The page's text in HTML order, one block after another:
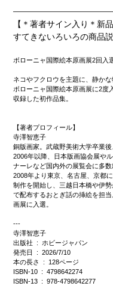
【＊著者サイン入り＊新
すてきないろいろの商品
ボローニャ国際絵本原画展2回
ネコやフクロウを主題に、静か
ボローニャ国際絵本原画展に2度
収録した初作品集。
【著者プロフィール】
寺澤智恵子
銅版画家。武蔵野美術大学卒業
2006年以降、日本版画協会展や
ナーレなど国内外の展覧会に多数
2008年より東京、名古屋、京都
制作を開始し、三越日本橋や伊
で配布するおとぎ話の挿絵を担
画展に入選。
---
寺澤智恵子
出版社 ‏ : ‎ ホビージャパン
発売日 ‏ : ‎ 2026/7/10
本の長さ ‏ : ‎ 128ページ
ISBN-10 ‏ : ‎ 4798642274
ISBN-13 ‏ : ‎ 978-4798642277